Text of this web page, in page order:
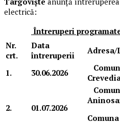
electrică:
Întreruperi programate
Nr.
crt.
Data
întreruperii
1. 30.06.2026
2. 01.07.2026